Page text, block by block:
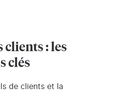
clients : les
clés
de clients et la